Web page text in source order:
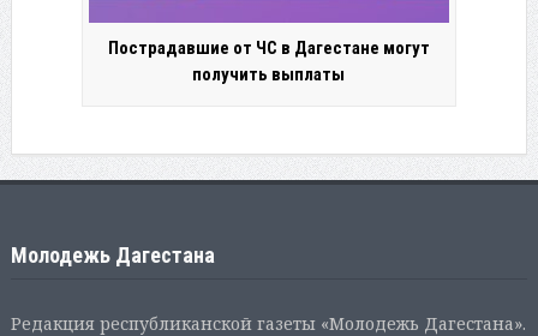
Пострадавшие от ЧС в Дагестане могут
получить выплаты
Молодежь Дагестана
Редакция республиканской газеты «Молодежь Дагестана».